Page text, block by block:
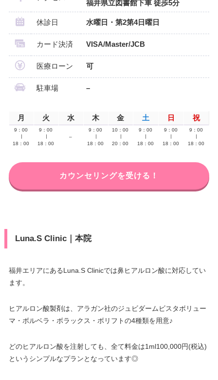
福井県立図書館下車 徒歩5分
休診日 水曜日・第2第4日曜日
カード決済 VISA/Master/JCB
医療ローン 可
駐車場 –
月 火 水 木 金 土 日 祝
9：00
18：00
9：00
18：00
–
9：00
18：00
10：00
20：00
9：00
18：00
9：00
18：00
9：00
18：00
カウンセリングを受ける！
Luna.S Clinic｜本院
福井エリアにあるLuna.S Clinicでは鼻ヒアルロン酸に対応してい
ます。
ヒアルロン酸製剤は、アラガン社のジュビダームビスタボリュー
マ・ボルベラ・ボラックス・ボリフトの4種類を用意♪
どのヒアルロン酸を注射しても、全て料金は1ml100,000円(税込)
というシンプルなプランとなっています◎